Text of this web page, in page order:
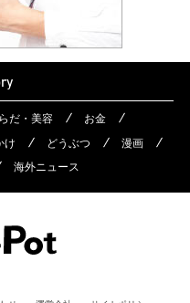
だ・美容
お金
け どうぶつ
漫画
海外ニュース